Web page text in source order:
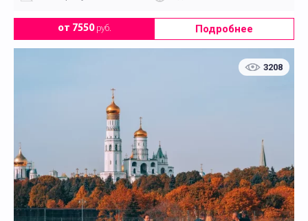
от 7550руб. Подробнее
3208